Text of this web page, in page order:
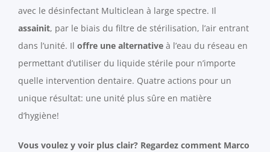
avec le désinfectant Multiclean à large spectre. Il
assainit, par le biais du filtre de stérilisation, l’air entrant
dans l’unité. Il offre une alternative à l’eau du réseau en
permettant d’utiliser du liquide stérile pour n’importe
quelle intervention dentaire. Quatre actions pour un
unique résultat: une unité plus sûre en matière
d’hygiène!
Vous voulez y voir plus clair? Regardez comment Marco